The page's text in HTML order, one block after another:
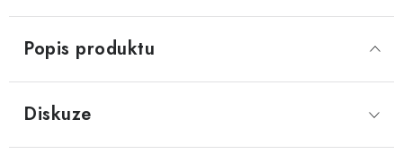
Popis produktu
Diskuze